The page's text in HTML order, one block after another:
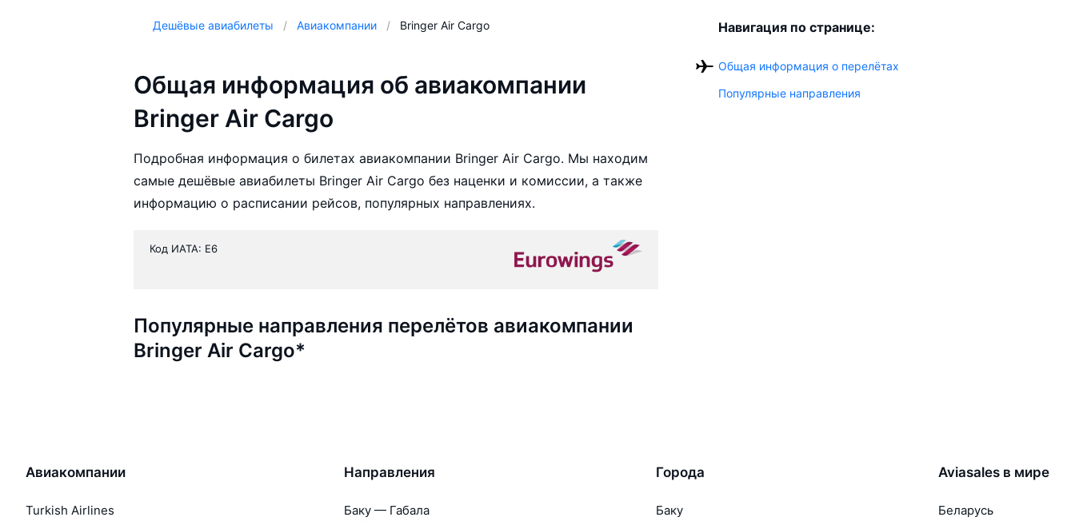
Дешёвые авиабилеты Авиакомпании Bringer Air Cargo
Общая информация об авиакомпании
Bringer Air Cargo
Подробная информация о билетах авиакомпании Bringer Air Cargo. Мы находим
самые дешёвые авиабилеты Bringer Air Cargo без наценки и комиссии, а также
информацию о расписании рейсов, популярных направлениях.
Код ИАТА: E6
Популярные направления перелётов авиакомпании
Bringer Air Cargo*
Навигация по странице:
Общая информация о перелётах
Популярные направления
Авиакомпании
Turkish Airlines
Направления
Баку — Габала
Города
Баку
Aviasales в мире
Беларусь